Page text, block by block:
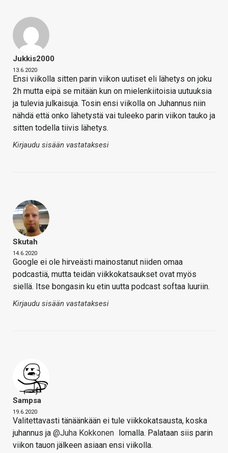
Jukkis2000
13.6.2020
Ensi viikolla sitten parin viikon uutiset eli lähetys on joku
2h mutta eipä se mitään kun on mielenkiitoisia uutuuksia
ja tulevia julkaisuja. Tosin ensi viikolla on Juhannus niin
nähdä että onko lähetystä vai tuleeko parin viikon tauko ja
sitten todella tiivis lähetys.
Kirjaudu sisään vastataksesi
Skutah
14.6.2020
Google ei ole hirveästi mainostanut niiden omaa
podcastiä, mutta teidän viikkokatsaukset ovat myös
siellä. Itse bongasin ku etin uutta podcast softaa luuriin.
Kirjaudu sisään vastataksesi
Sampsa
19.6.2020
Valitettavasti tänäänkään ei tule viikkokatsausta, koska
juhannus ja @Juha Kokkonen
lomalla. Palataan siis parin
viikon tauon jälkeen asiaan ensi viikolla.